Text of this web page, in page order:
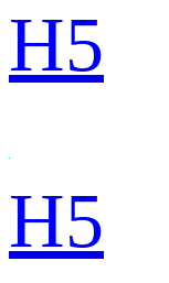
H5
H5